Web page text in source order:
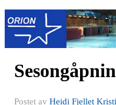
Postet av Heidi Fjellet